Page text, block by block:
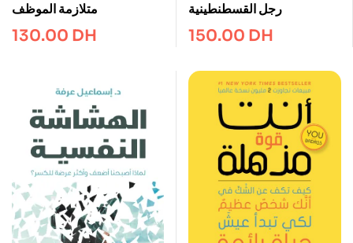
متلازمة الموظف
130.00 DH
رجل القسطنطينية
150.00 DH